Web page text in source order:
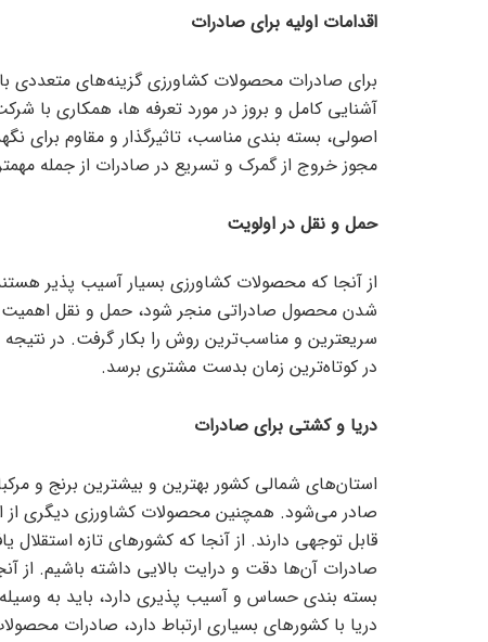
اقدامات اولیه برای صادرات
برای صادرات محصولات کشاورزی گزینه‌های
آشنایی کامل و بروز در مورد تعرفه ها، همکاری با
اصولی، بسته بندی مناسب، تاثیرگذار و مقاوم برای
مجوز خروج از گمرک و تسریع در صادرات از جمله
حمل و نقل در اولویت
از آنجا که محصولات کشاورزی بسیار آسیب پذیر
شدن محصول صادراتی منجر شود، حمل و نقل اهمیت
سریعترین و مناسب‌ترین روش را بکار گرفت. در نتیجه
در کوتاه‌ترین زمان بدست مشتری برسد.
دریا و کشتی برای صادرات
استان‌های شمالی کشور بهترین و بیشترین برنج و
صادر می‌شود. همچنین محصولات کشاورزی دیگری از
قابل توجهی دارند. از آنجا که کشور‌های تازه استقلال
صادرات آن‌ها دقت و درایت بالایی داشته باشیم. از
بسته بندی حساس و آسیب پذیری دارد، باید به
دریا با کشور‌های بسیاری ارتباط دارد، صادرات